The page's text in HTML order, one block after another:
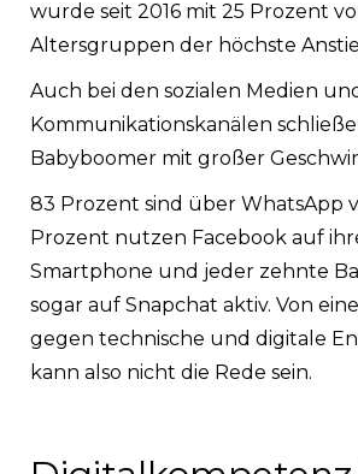
wurde seit 2016 mit 25 Prozent
Altersgruppen der höchste
Auch bei den sozialen Medien
Kommunikationskanälen
Babyboomer mit großer
83 Prozent sind über WhatsApp
Prozent nutzen Facebook auf
Smartphone und jeder zehnte
sogar auf Snapchat aktiv. Von
gegen technische und digitale
kann also nicht die Rede sein.